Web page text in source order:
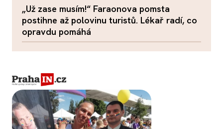
„Už zase musím!“ Faraonova pomsta
postihne až polovinu turistů. Lékař radí, co
opravdu pomáhá